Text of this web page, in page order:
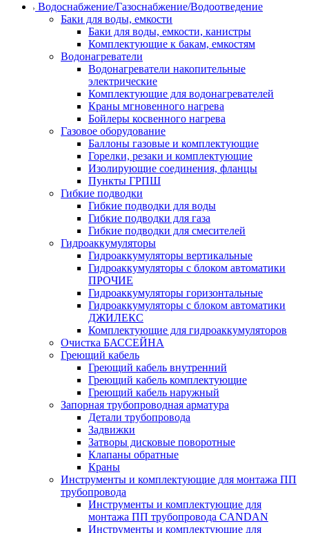
Водоснабжение/Газоснабжение/Водоотведение
Баки для воды, емкости
Баки для воды, емкости, канистры
Комплектующие к бакам, емкостям
Водонагреватели
Водонагреватели накопительные
электрические
Комплектующие для водонагревателей
Краны мгновенного нагрева
Бойлеры косвенного нагрева
Газовое оборудование
Баллоны газовые и комплектующие
Горелки, резаки и комплектующие
Изолирующие соединения, фланцы
Пункты ГРПШ
Гибкие подводки
Гибкие подводки для воды
Гибкие подводки для газа
Гибкие подводки для смесителей
Гидроаккумуляторы
Гидроаккумуляторы вертикальные
Гидроаккумуляторы с блоком автоматики
ПРОЧИЕ
Гидроаккумуляторы горизонтальные
Гидроаккумуляторы с блоком автоматики
ДЖИЛЕКС
Комплектующие для гидроаккумуляторов
Очистка БАССЕЙНА
Греющий кабель
Греющий кабель внутренний
Греющий кабель комплектующие
Греющий кабель наружный
Запорная трубопроводная арматура
Детали трубопровода
Задвижки
Затворы дисковые поворотные
Клапаны обратные
Краны
Инструменты и комплектующие для монтажа ПП
трубопровода
Инструменты и комплектующие для
монтажа ПП трубопровода CANDAN
Инструменты и комплектующие для